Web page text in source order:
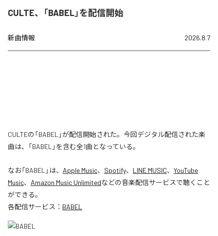
CULTE、「BABEL」を配信開始
新曲情報 2026.8.7
CULTEの「BABEL」が配信開始された。今回デジタル配信された楽
曲は、「BABEL」を含む全1曲となっている。
なお「BABEL 」は、 Apple Music、 Spotify、 LINE MUSIC、 YouTube
Music、 Amazon Music Unlimitedなどの音楽配信サービスで聴くこと
ができる。
各配信サービス： BABEL